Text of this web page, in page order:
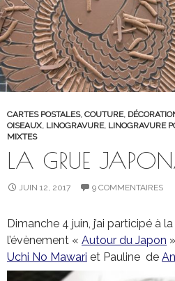
CARTES POSTALES, COUTURE,
OISEAUX, LINOGRAVURE, LINOGRAVURE
MIXTES
LA GRUE
JUIN 12, 2017 9 COMMENTAIRES
Dimanche 4 juin, j’ai participé à
l’évènement « Autour du Japon
Uchi No Mawari et Pauline de